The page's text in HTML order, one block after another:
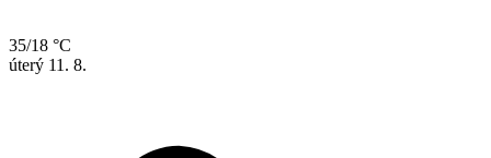
35/18 °C
úterý 11. 8.